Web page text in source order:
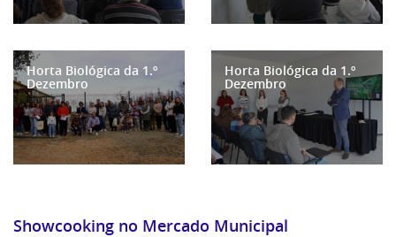
Horta Biológica da 1.º
Dezembro
Horta Biológica da 1.º
Dezembro
Showcooking no Mercado Municipal